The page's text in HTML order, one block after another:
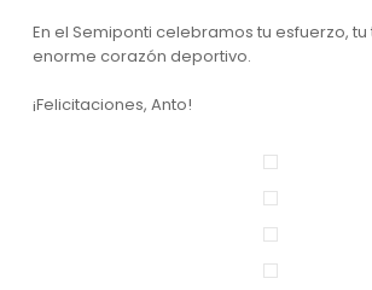
En el Semiponti celebramos tu esfuerzo, tu
enorme corazón deportivo.
¡Felicitaciones, Anto!